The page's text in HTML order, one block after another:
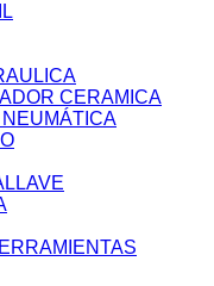
CERAMICA